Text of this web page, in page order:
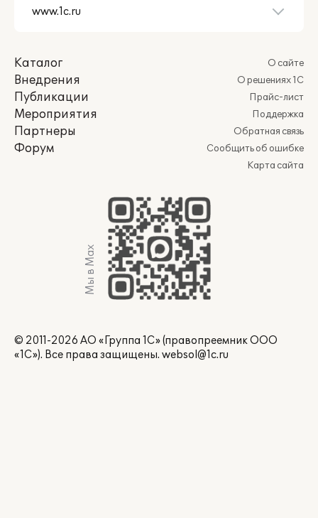
Каталог
Внедрения
Публикации
Мероприятия
Партнеры
Форум
О сайте
О решениях 1С
Прайс-лист
Поддержка
Обратная связь
Сообщить об ошибке
Карта сайта
Мы в Max
© 2011-2026 АО «Группа 1С» (правопреемник ООО
«1С»). Все права защищены. websol@1c.ru